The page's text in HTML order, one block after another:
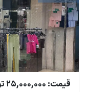
قیمت: 25,000,000 تومان اجاره